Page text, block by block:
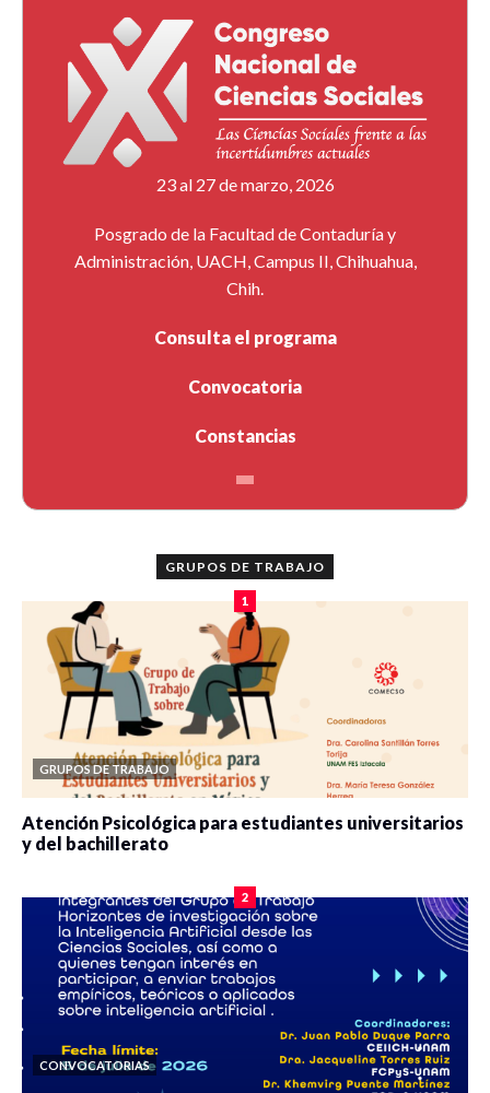
23 al 27 de marzo, 2026
Posgrado de la Facultad de Contaduría y
Administración, UACH, Campus II, Chihuahua,
Chih.
Consulta el programa
Convocatoria
Constancias
GRUPOS DE TRABAJO
1
GRUPOS DE TRABAJO
Atención Psicológica para estudiantes universitarios
y del bachillerato
2
CONVOCATORIAS